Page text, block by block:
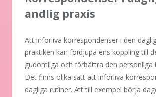
andlig praxis
Att införliva korrespondenser i den
praktiken kan fördjupa ens koppling till
gudomliga och förbättra den personliga
Det finns olika sätt att införliva
dagliga rutiner. Att till exempel börja